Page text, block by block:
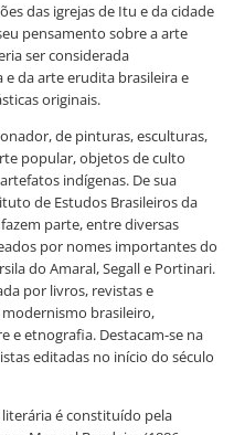
das igrejas de Itu e da cidade
pensamento sobre a arte
ser considerada
da arte erudita brasileira e
originais.
de pinturas, esculturas,
popular, objetos de culto
indígenas. De sua
de Estudos Brasileiros da
parte, entre diversas
por nomes importantes do
do Amaral, Segall e Portinari.
por livros, revistas e
brasileiro,
e etnografia. Destacam-se na
editadas no início do século
é constituído pela